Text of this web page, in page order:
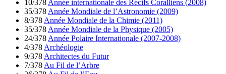
10/378 Année internationale des Récifs Coralliens (2008)
35/378 Année Mondiale de l’Astronomie (2009)
8/378 Année Mondiale de la Chimie (2011)
35/378 Année Mondiale de la Physique (2005)
24/378 Année Polaire Internationale (2007-2008)
4/378 Archéologie
9/378 Architectes du Futur
7/378 Au Fil de l’Arbre